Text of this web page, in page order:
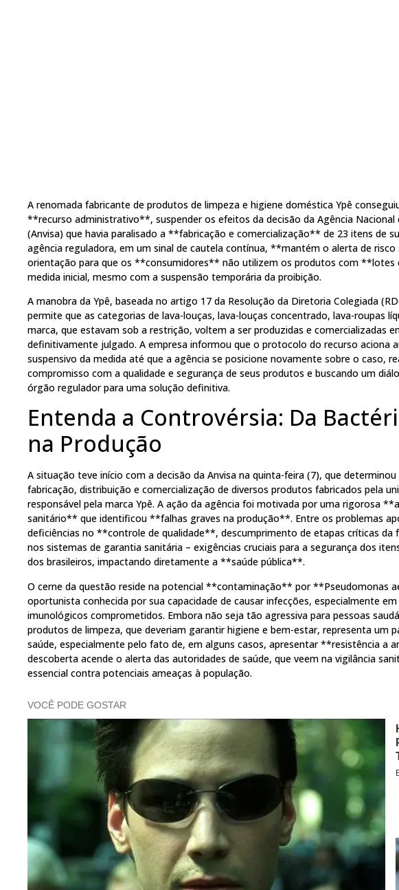
A renomada fabricante de produtos de limpeza e higiene doméstica Ypê
**recurso administrativo**, suspender os efeitos da decisão da Agência Nacional
(Anvisa) que havia paralisado a **fabricação e comercialização** de 23 itens de
agência reguladora, em um sinal de cautela contínua, **mantém o alerta de
orientação para que os **consumidores** não utilizem os produtos com
medida inicial, mesmo com a suspensão temporária da proibição.
A manobra da Ypê, baseada no artigo 17 da Resolução da Diretoria Colegiada
permite que as categorias de lava-louças, lava-louças concentrado, lava-roupas
marca, que estavam sob a restrição, voltem a ser produzidas e comercializadas
definitivamente julgado. A empresa informou que o protocolo do recurso aciona
suspensivo da medida até que a agência se posicione novamente sobre o caso,
compromisso com a qualidade e segurança de seus produtos e buscando um
órgão regulador para uma solução definitiva.
Entenda a Controvérsia: Da
na Produção
A situação teve início com a decisão da Anvisa na quinta-feira (7), que determinou
fabricação, distribuição e comercialização de diversos produtos fabricados pela
responsável pela marca Ypê. A ação da agência foi motivada por uma rigorosa
sanitário** que identificou **falhas graves na produção**. Entre os problemas
deficiências no **controle de qualidade**, descumprimento de etapas críticas da
nos sistemas de garantia sanitária – exigências cruciais para a segurança dos
dos brasileiros, impactando diretamente a **saúde pública**.
O cerne da questão reside na potencial **contaminação** por **Pseudomonas
oportunista conhecida por sua capacidade de causar infecções, especialmente
imunológicos comprometidos. Embora não seja tão agressiva para pessoas
produtos de limpeza, que deveriam garantir higiene e bem-estar, representa um
saúde, especialmente pelo fato de, em alguns casos, apresentar **resistência a
descoberta acende o alerta das autoridades de saúde, que veem na vigilância
essencial contra potenciais ameaças à população.